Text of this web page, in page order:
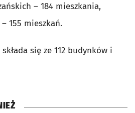
– 184 mieszkania,
155 mieszkań.
się ze 112 budynków i